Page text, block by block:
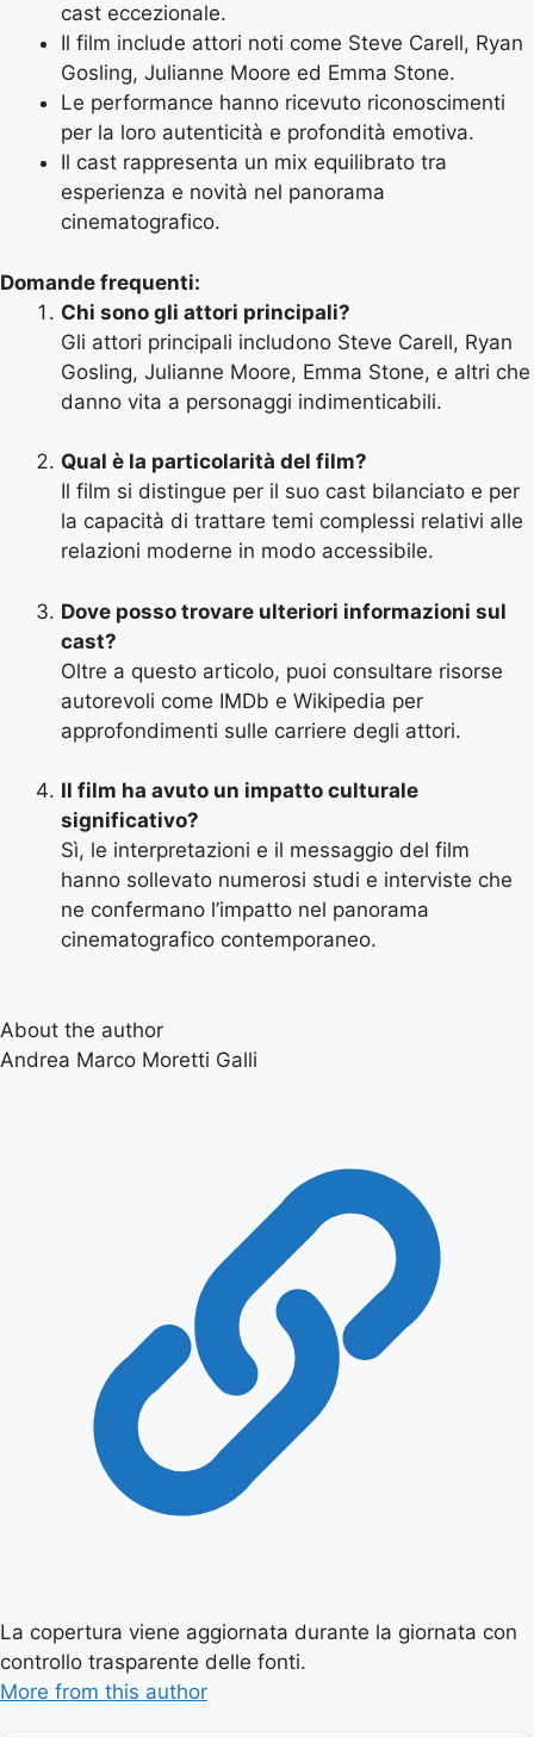
cast eccezionale.
Il film include attori noti come Steve Carell, Ryan
Gosling, Julianne Moore ed Emma Stone.
Le performance hanno ricevuto riconoscimenti
per la loro autenticità e profondità emotiva.
Il cast rappresenta un mix equilibrato tra
esperienza e novità nel panorama
cinematografico.
Domande frequenti:
Chi sono gli attori principali?
Gli attori principali includono Steve Carell, Ryan
Gosling, Julianne Moore, Emma Stone, e altri che
danno vita a personaggi indimenticabili.
Qual è la particolarità del film?
Il film si distingue per il suo cast bilanciato e per
la capacità di trattare temi complessi relativi alle
relazioni moderne in modo accessibile.
Dove posso trovare ulteriori informazioni sul
cast?
Oltre a questo articolo, puoi consultare risorse
autorevoli come IMDb e Wikipedia per
approfondimenti sulle carriere degli attori.
Il film ha avuto un impatto culturale
significativo?
Sì, le interpretazioni e il messaggio del film
hanno sollevato numerosi studi e interviste che
ne confermano l’impatto nel panorama
cinematografico contemporaneo.
About the author
Andrea Marco Moretti Galli
La copertura viene aggiornata durante la giornata con
controllo trasparente delle fonti.
More from this author